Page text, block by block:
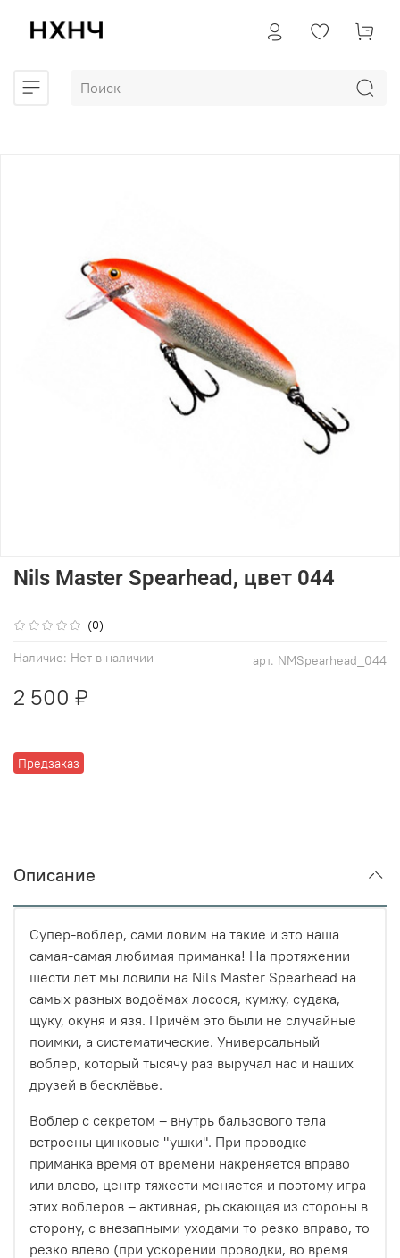
(0)
арт. NMSpearhead_044
Наличие: Нет в наличии
Предзаказ
Nils Master Spearhead, цвет 044
2 500 ₽
Описание
Супер-воблер, сами ловим на такие и это наша
самая-самая любимая приманка! На протяжении
шести лет мы ловили на Nils Master Spearhead на
самых разных водоёмах лосося, кумжу, судака,
щуку, окуня и язя. Причём это были не случайные
поимки, а систематические. Универсальный
воблер, который тысячу раз выручал нас и наших
друзей в бесклёвье.
Воблер с секретом – внутрь бальзового тела
встроены цинковые "ушки". При проводке
приманка время от времени накреняется вправо
или влево, центр тяжести меняется и поэтому игра
этих воблеров – активная, рыскающая из стороны в
сторону, с внезапными уходами то резко вправо, то
резко влево (при ускорении проводки, во время